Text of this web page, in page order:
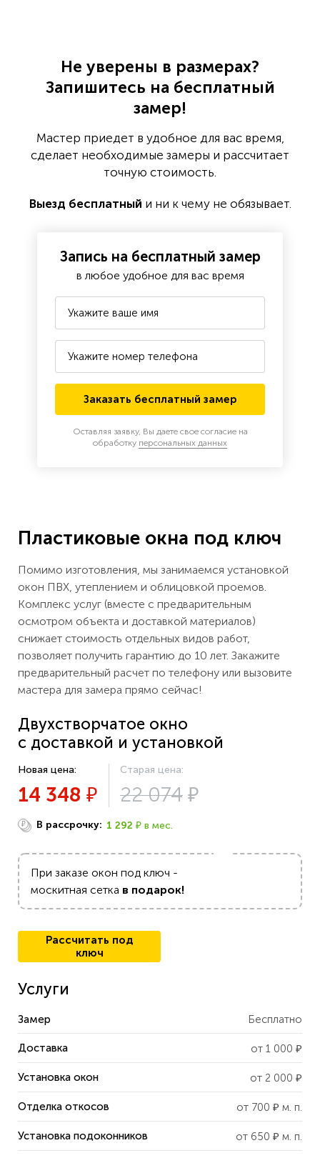
Не уверены в размерах?
Запишитесь на бесплатный
замер!
Мастер приедет в удобное для вас время,
сделает необходимые замеры и рассчитает
точную стоимость.
Выезд бесплатный и ни к чему не обязывает.
Запись на бесплатный замер
в любое удобное для вас время
Заказать бесплатный замер
Оставляя заявку, Вы даете свое согласиена
обработку персональных данных
Пластиковые окна под ключ
Помимо изготовления, мы занимаемся установкой
окон ПВХ, утеплением и облицовкой проемов.
Комплекс услуг (вместе с предварительным
осмотром объекта и доставкой материалов)
снижает стоимость отдельных видов работ,
позволяет получить гарантию до 10 лет. Закажите
предварительный расчет по телефону или вызовите
мастера для замера прямо сейчас!
Двухстворчатое окно
с доставкой и установкой
14 348 ₽ 22 074 ₽
₽ В рассрочку: 1 292 ₽ в мес.
При заказе окон под ключ -
москитная сетка в подарок!
Рассчитать под
ключ
Услуги
Замер Бесплатно
Доставка от 1 000 ₽
Установка окон от 2 000 ₽
Отделка откосов от 700 ₽ м. п.
Установка подоконников от 650 ₽ м. п.